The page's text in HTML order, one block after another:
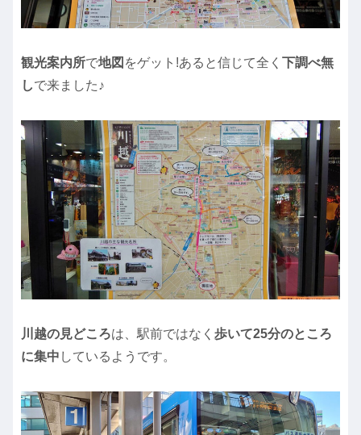
観光案内所で地図 をゲット!あると信じて全く 下調べ無
しで来ました♪
川越の見どころは、駅前ではなく 歩いて25分のところ
に集中 しているようです。